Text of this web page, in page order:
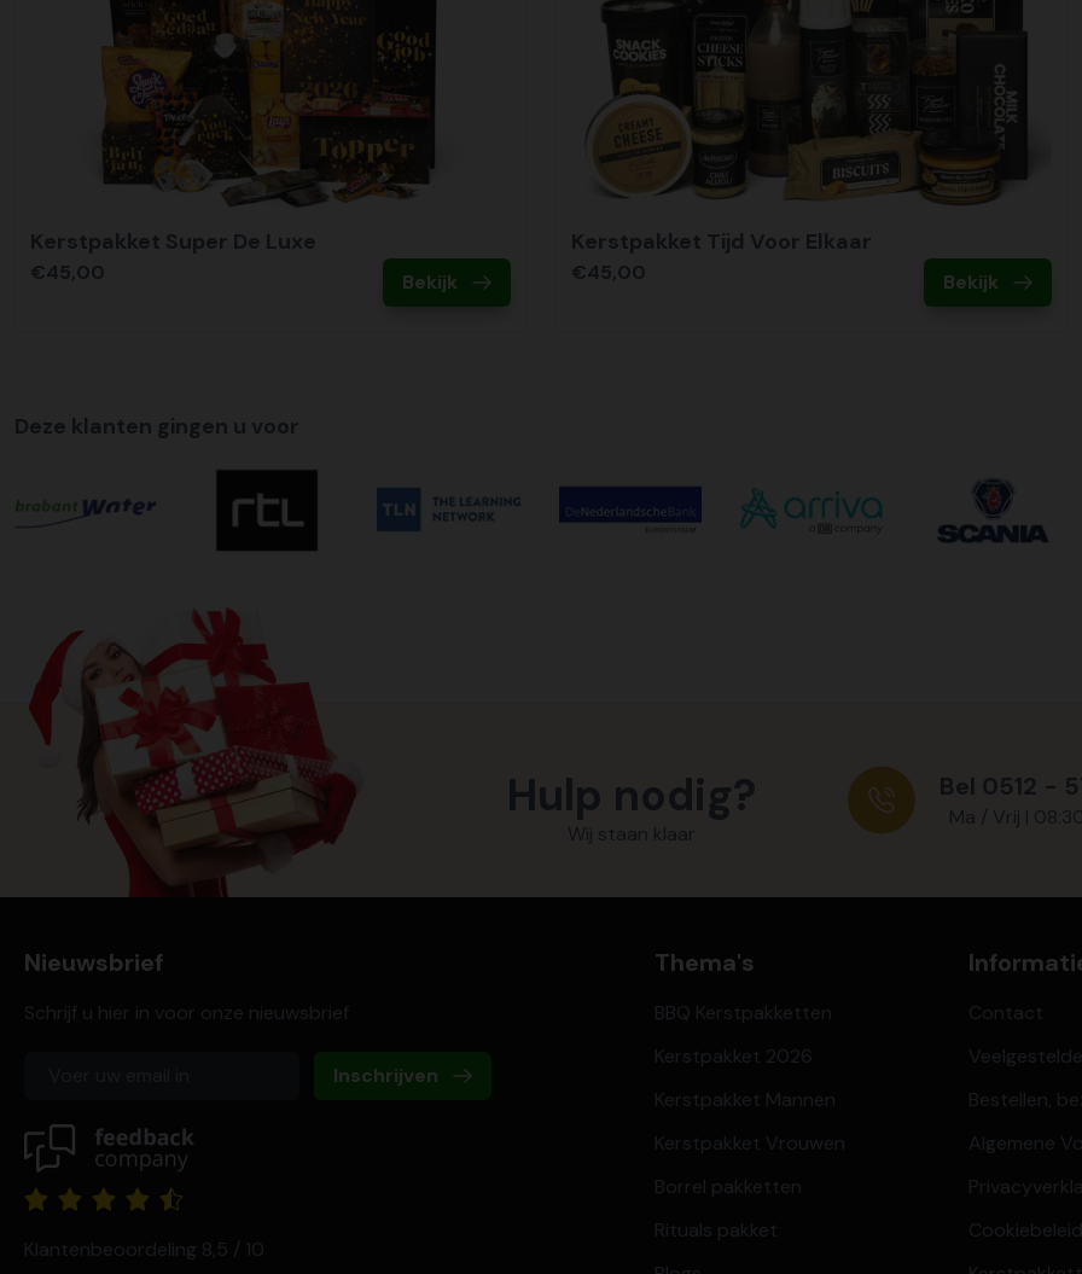
Kerstpakket Super De Luxe
€45,00 Bekijk
Kerstpakket Tijd Voor Elkaar
€45,00 Bekijk
Deze klanten gingen u voor
Hulp nodig?
Wij staan klaar
Bel 0512 -
Ma / Vrij |
Nieuwsbrief
Schrijf u hier in voor onze nieuwsbrief
Inschrijven
Klantenbeoordeling 8,5 / 10
Thema's
BBQ Kerstpakketten
Kerstpakket 2026
Kerstpakket Mannen
Kerstpakket Vrouwen
Borrel pakketten
Rituals pakket
Contact
Bestellen,
Algemene